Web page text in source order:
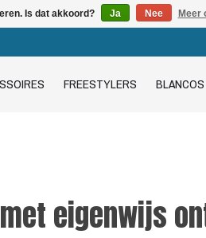
FREESTYLERS BLANCOS
eigenwijs
Is dat akkoord? Ja Nee Meer